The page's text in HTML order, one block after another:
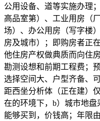
公用设备、道等实施办理
高品室第）、工业用房（
场）、办公用房（写字楼
房及城市）；即购房者正
他住房产权做典质而向住
勘测设想和前期工程费；
选择空间大、户型齐备、
距西坐分析体（正在建）
在的环境下，b）城市地
能够买到，价钱高；年限